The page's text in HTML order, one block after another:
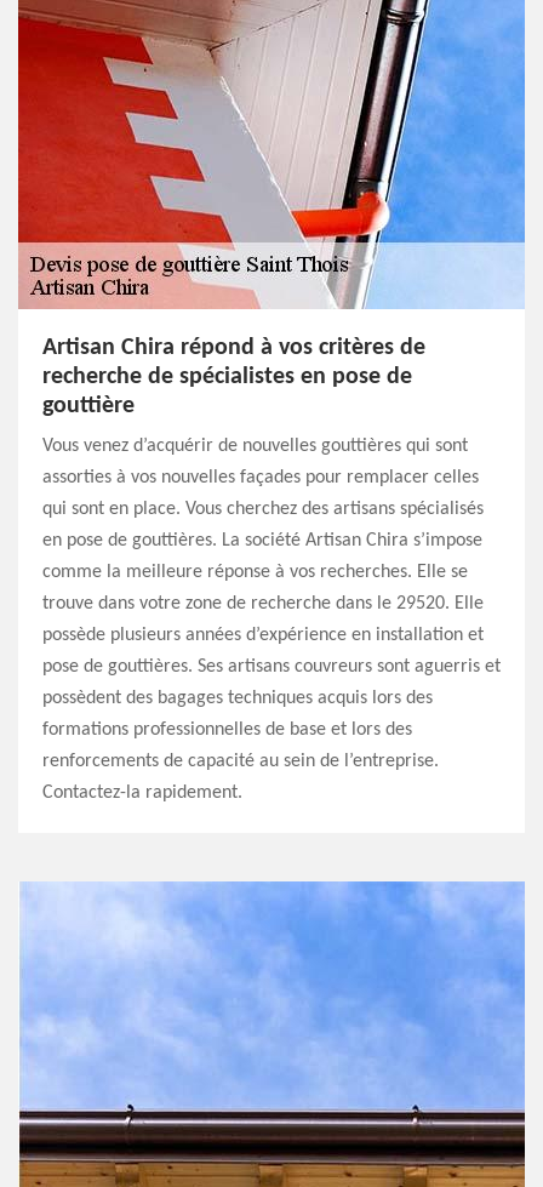
Artisan Chira répond à vos critères de
recherche de spécialistes en pose de
gouttière
Vous venez d’acquérir de nouvelles gouttières qui sont
assorties à vos nouvelles façades pour remplacer celles
qui sont en place. Vous cherchez des artisans spécialisés
en pose de gouttières. La société Artisan Chira s’impose
comme la meilleure réponse à vos recherches. Elle se
trouve dans votre zone de recherche dans le 29520. Elle
possède plusieurs années d’expérience en installation et
pose de gouttières. Ses artisans couvreurs sont aguerris et
possèdent des bagages techniques acquis lors des
formations professionnelles de base et lors des
renforcements de capacité au sein de l’entreprise.
Contactez-la rapidement.